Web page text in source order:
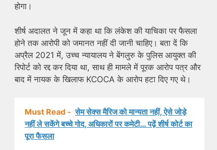
होगा।
शीर्ष अदालत ने जून में कहा था कि लंकेश की याचिका पर फैसला
होने तक आरोपी को जमानत नहीं दी जानी चाहिए। बता दें कि
अप्रैल 2021 में, उच्च न्यायालय ने बेंगलुरु के पुलिस आयुक्त की
रिपोर्ट को रद्द कर दिया था, साथ ही मामले में पूरक आरोप पत्र और
बाद में नायक के खिलाफ KCOCA के आरोप हटा दिए गए थे।
Must Read - सेम सेक्स मैरिज को मान्यता नहीं, ऐसे जोड़े
नहीं ले सकेंगे बच्चे गोद, अधिकारों पर कमेटी… पढ़ें शीर्ष कोर्ट का
पूरा फैसला